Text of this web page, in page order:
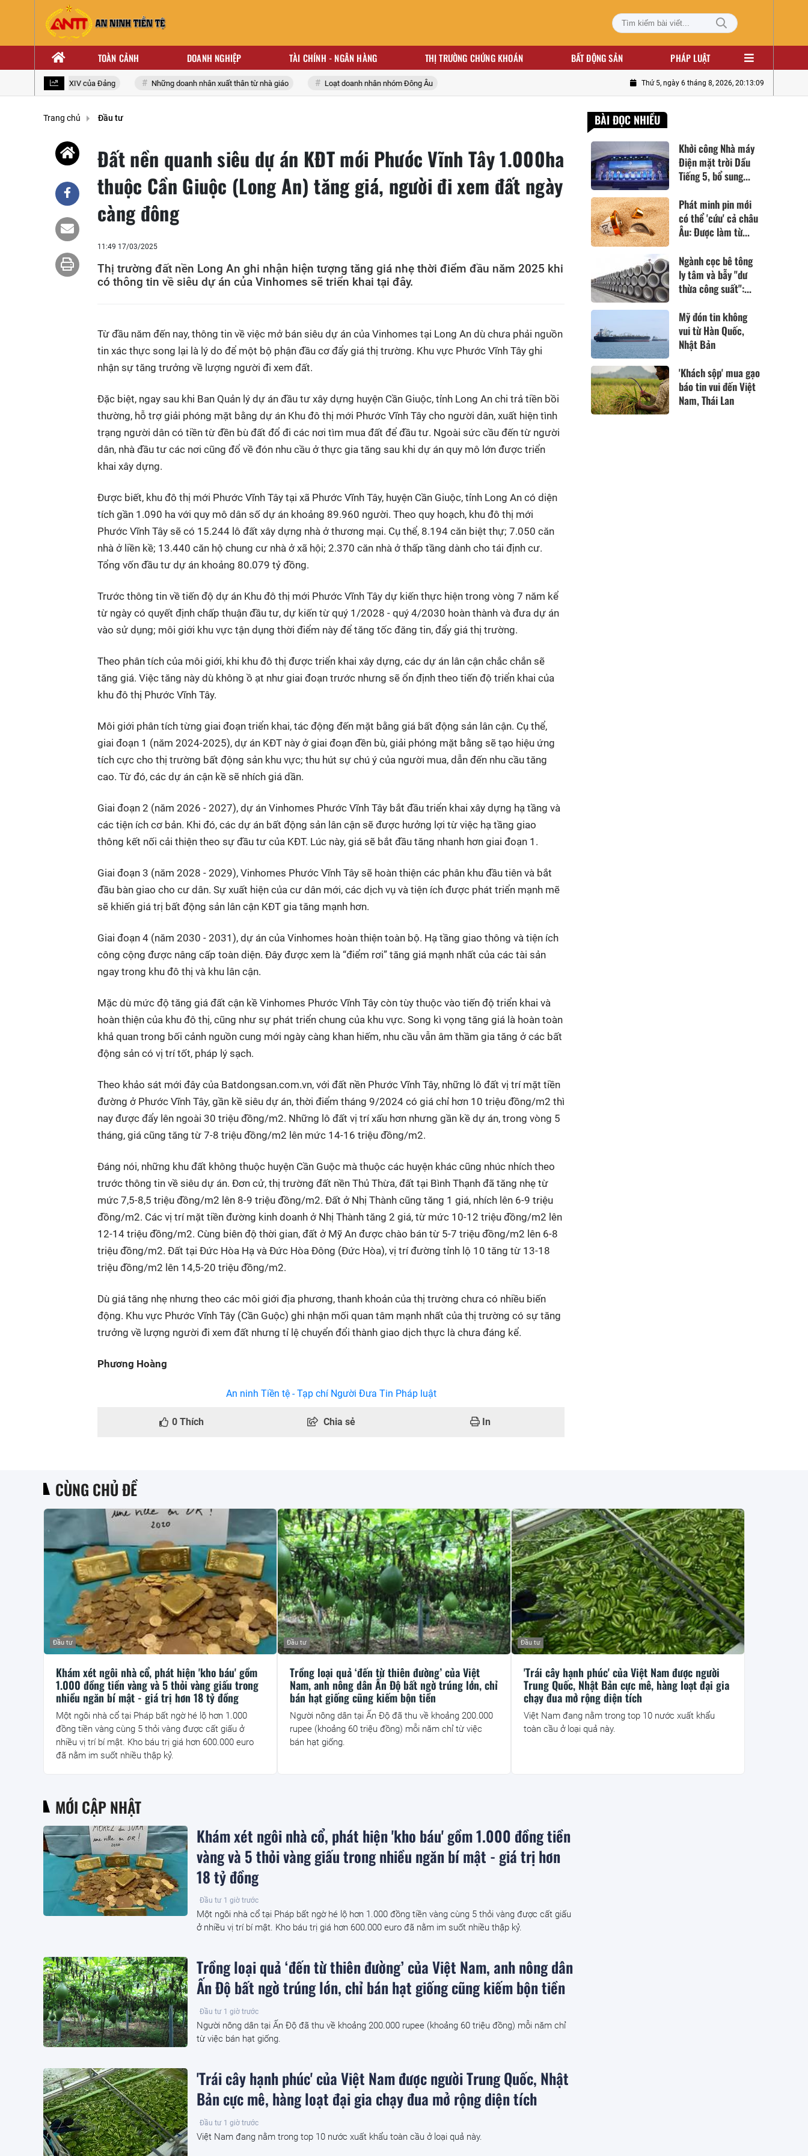
TOÀN CẢNH DOANH NGHIỆP TÀI CHÍNH - NGÂN HÀNG THỊ TRƯỜNG CHỨNG KHOÁN BẤT ĐỘNG SẢN PHÁP LUẬT
quốc lần thứ XIV của Đảng Những doanh nhân xuất thân từ nhà giáo Loạt doanh nhân nhóm Đông Âu Thứ 5, ngày 6 tháng 8, 2026, 20:13:10
Trang chủ Đầu tư
Đất nền quanh siêu dự án KĐT mới Phước Vĩnh Tây 1.000ha
thuộc Cần Giuộc (Long An) tăng giá, người đi xem đất ngày
càng đông
11:49 17/03/2025
Thị trường đất nền Long An ghi nhận hiện tượng tăng giá nhẹ thời điểm đầu năm 2025 khi
có thông tin về siêu dự án của Vinhomes sẽ triển khai tại đây.
Từ đầu năm đến nay, thông tin về việc mở bán siêu dự án của Vinhomes tại Long An dù chưa phải nguồn
tin xác thực song lại là lý do để một bộ phận đầu cơ đẩy giá thị trường. Khu vực Phước Vĩnh Tây ghi
nhận sự tăng trưởng về lượng người đi xem đất.
Đặc biệt, ngay sau khi Ban Quản lý dự án đầu tư xây dựng huyện Cần Giuộc, tỉnh Long An chi trả tiền bồi
thường, hỗ trợ giải phóng mặt bằng dự án Khu đô thị mới Phước Vĩnh Tây cho người dân, xuất hiện tình
trạng người dân có tiền từ đền bù đất đổ đi các nơi tìm mua đất để đầu tư. Ngoài sức cầu đến từ người
dân, nhà đầu tư các nơi cũng đổ về đón nhu cầu ở thực gia tăng sau khi dự án quy mô lớn được triển
khai xây dựng.
Được biết, khu đô thị mới Phước Vĩnh Tây tại xã Phước Vĩnh Tây, huyện Cần Giuộc, tỉnh Long An có diện
tích gần 1.090 ha với quy mô dân số dự án khoảng 89.960 người. Theo quy hoạch, khu đô thị mới
Phước Vĩnh Tây sẽ có 15.244 lô đất xây dựng nhà ở thương mại. Cụ thể, 8.194 căn biệt thự; 7.050 căn
nhà ở liền kề; 13.440 căn hộ chung cư nhà ở xã hội; 2.370 căn nhà ở thấp tầng dành cho tái định cư.
Tổng vốn đầu tư dự án khoảng 80.079 tỷ đồng.
Trước thông tin về tiến độ dự án Khu đô thị mới Phước Vĩnh Tây dự kiến thực hiện trong vòng 7 năm kể
từ ngày có quyết định chấp thuận đầu tư, dự kiến từ quý 1/2028 - quý 4/2030 hoàn thành và đưa dự án
vào sử dụng; môi giới khu vực tận dụng thời điểm này để tăng tốc đăng tin, đẩy giá thị trường.
Theo phân tích của môi giới, khi khu đô thị được triển khai xây dựng, các dự án lân cận chắc chắn sẽ
tăng giá. Việc tăng này dù không ồ ạt như giai đoạn trước nhưng sẽ ổn định theo tiến độ triển khai của
khu đô thị Phước Vĩnh Tây.
Môi giới phân tích từng giai đoạn triển khai, tác động đến mặt bằng giá bất động sản lân cận. Cụ thể,
giai đoạn 1 (năm 2024-2025), dự án KĐT này ở giai đoạn đền bù, giải phóng mặt bằng sẽ tạo hiệu ứng
tích cực cho thị trường bất động sản khu vực; thu hút sự chú ý của người mua, dẫn đến nhu cầu tăng
cao. Từ đó, các dự án cận kề sẽ nhích giá dần.
Giai đoạn 2 (năm 2026 - 2027), dự án Vinhomes Phước Vĩnh Tây bắt đầu triển khai xây dựng hạ tầng và
các tiện ích cơ bản. Khi đó, các dự án bất động sản lân cận sẽ được hưởng lợi từ việc hạ tầng giao
thông kết nối cải thiện theo sự đầu tư của KĐT. Lúc này, giá sẽ bắt đầu tăng nhanh hơn giai đoạn 1.
Giai đoạn 3 (năm 2028 - 2029), Vinhomes Phước Vĩnh Tây sẽ hoàn thiện các phân khu đầu tiên và bắt
đầu bàn giao cho cư dân. Sự xuất hiện của cư dân mới, các dịch vụ và tiện ích được phát triển mạnh mẽ
sẽ khiến giá trị bất động sản lân cận KĐT gia tăng mạnh hơn.
Giai đoạn 4 (năm 2030 - 2031), dự án của Vinhomes hoàn thiện toàn bộ. Hạ tầng giao thông và tiện ích
công cộng được nâng cấp toàn diện. Đây được xem là “điểm rơi” tăng giá mạnh nhất của các tài sản
ngay trong khu đô thị và khu lân cận.
Mặc dù mức độ tăng giá đất cận kề Vinhomes Phước Vĩnh Tây còn tùy thuộc vào tiến độ triển khai và
hoàn thiện của khu đô thị, cũng như sự phát triển chung của khu vực. Song kì vọng tăng giá là hoàn toàn
khả quan trong bối cảnh nguồn cung mới ngày càng khan hiếm, nhu cầu vẫn âm thầm gia tăng ở các bất
động sản có vị trí tốt, pháp lý sạch.
Theo khảo sát mới đây của Batdongsan.com.vn, với đất nền Phước Vĩnh Tây, những lô đất vị trí mặt tiền
đường ở Phước Vĩnh Tây, gần kề siêu dự án, thời điểm tháng 9/2024 có giá chỉ hơn 10 triệu đồng/m2 thì
nay được đẩy lên ngoài 30 triệu đồng/m2. Những lô đất vị trí xấu hơn nhưng gần kề dự án, trong vòng 5
tháng, giá cũng tăng từ 7-8 triệu đồng/m2 lên mức 14-16 triệu đồng/m2.
Đáng nói, những khu đất không thuộc huyện Cần Guộc mà thuộc các huyện khác cũng nhúc nhích theo
trước thông tin về siêu dự án. Đơn cử, thị trường đất nền Thủ Thừa, đất tại Bình Thạnh đã tăng nhẹ từ
mức 7,5-8,5 triệu đồng/m2 lên 8-9 triệu đồng/m2. Đất ở Nhị Thành cũng tăng 1 giá, nhích lên 6-9 triệu
đồng/m2. Các vị trí mặt tiền đường kinh doanh ở Nhị Thành tăng 2 giá, từ mức 10-12 triệu đồng/m2 lên
12-14 triệu đồng/m2. Cùng biên độ thời gian, đất ở Mỹ An được chào bán từ 5-7 triệu đồng/m2 lên 6-8
triệu đồng/m2. Đất tại Đức Hòa Hạ và Đức Hòa Đông (Đức Hòa), vị trí đường tỉnh lộ 10 tăng từ 13-18
triệu đồng/m2 lên 14,5-20 triệu đồng/m2.
Dù giá tăng nhẹ nhưng theo các môi giới địa phương, thanh khoản của thị trường chưa có nhiều biến
động. Khu vực Phước Vĩnh Tây (Cần Guộc) ghi nhận mối quan tâm mạnh nhất của thị trường có sự tăng
trưởng về lượng người đi xem đất nhưng tỉ lệ chuyển đổi thành giao dịch thực là chưa đáng kể.
Phương Hoàng
An ninh Tiền tệ - Tạp chí Người Đưa Tin Pháp luật
0 Thích Chia sẻ In
BÀI ĐỌC NHIỀU
Khởi công Nhà máy
Điện mặt trời Dầu
Tiếng 5, bổ sung...
Phát minh pin mới
có thể 'cứu' cả châu
Âu: Được làm từ...
Ngành cọc bê tông
ly tâm và bẫy "dư
thừa công suất":...
Mỹ đón tin không
vui từ Hàn Quốc,
Nhật Bản
'Khách sộp' mua gạo
báo tin vui đến Việt
Nam, Thái Lan
CÙNG CHỦ ĐỀ
Khám xét ngôi nhà cổ, phát hiện 'kho báu' gồm
1.000 đồng tiền vàng và 5 thỏi vàng giấu trong
nhiều ngăn bí mật - giá trị hơn 18 tỷ đồng
Đầu tư
Một ngôi nhà cổ tại Pháp bất ngờ hé lộ hơn 1.000
đồng tiền vàng cùng 5 thỏi vàng được cất giấu ở
nhiều vị trí bí mật. Kho báu trị giá hơn 600.000 euro
đã nằm im suốt nhiều thập kỷ.
Trồng loại quả ‘đến từ thiên đường’ của Việt
Nam, anh nông dân Ấn Độ bất ngờ trúng lớn, chỉ
bán hạt giống cũng kiếm bộn tiền
Đầu tư
Người nông dân tại Ấn Độ đã thu về khoảng 200.000
rupee (khoảng 60 triệu đồng) mỗi năm chỉ từ việc
bán hạt giống.
'Trái cây hạnh phúc' của Việt Nam được người
Trung Quốc, Nhật Bản cực mê, hàng loạt đại gia
chạy đua mở rộng diện tích
Đầu tư
Việt Nam đang nằm trong top 10 nước xuất khẩu
toàn cầu ở loại quả này.
MỚI CẬP NHẬT
Khám xét ngôi nhà cổ, phát hiện 'kho báu' gồm 1.000 đồng tiền
vàng và 5 thỏi vàng giấu trong nhiều ngăn bí mật - giá trị hơn
18 tỷ đồng
Đầu tư 1 giờ trước
Một ngôi nhà cổ tại Pháp bất ngờ hé lộ hơn 1.000 đồng tiền vàng cùng 5 thỏi vàng được cất giấu
ở nhiều vị trí bí mật. Kho báu trị giá hơn 600.000 euro đã nằm im suốt nhiều thập kỷ.
Trồng loại quả ‘đến từ thiên đường’ của Việt Nam, anh nông dân
Ấn Độ bất ngờ trúng lớn, chỉ bán hạt giống cũng kiếm bộn tiền
Đầu tư 1 giờ trước
Người nông dân tại Ấn Độ đã thu về khoảng 200.000 rupee (khoảng 60 triệu đồng) mỗi năm chỉ
từ việc bán hạt giống.
'Trái cây hạnh phúc' của Việt Nam được người Trung Quốc, Nhật
Bản cực mê, hàng loạt đại gia chạy đua mở rộng diện tích
Đầu tư 1 giờ trước
Việt Nam đang nằm trong top 10 nước xuất khẩu toàn cầu ở loại quả này.